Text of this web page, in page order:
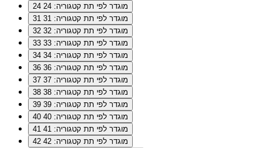
24
מוגדר לפי תת קטגוריה: 24
31
מוגדר לפי תת קטגוריה: 31
32
מוגדר לפי תת קטגוריה: 32
33
מוגדר לפי תת קטגוריה: 33
34
מוגדר לפי תת קטגוריה: 34
36
מוגדר לפי תת קטגוריה: 36
37
מוגדר לפי תת קטגוריה: 37
38
מוגדר לפי תת קטגוריה: 38
39
מוגדר לפי תת קטגוריה: 39
40
מוגדר לפי תת קטגוריה: 40
41
מוגדר לפי תת קטגוריה: 41
42
מוגדר לפי תת קטגוריה: 42